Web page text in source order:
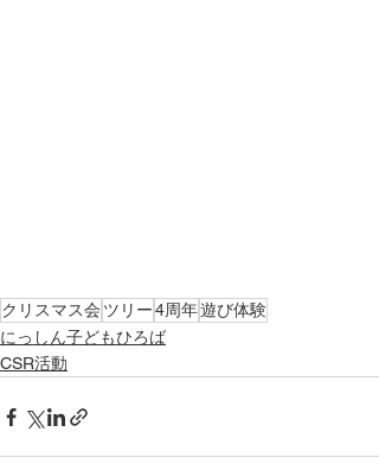
クリスマス会 ツリー4周年遊び体験
にっしん子どもひろば
CSR活動